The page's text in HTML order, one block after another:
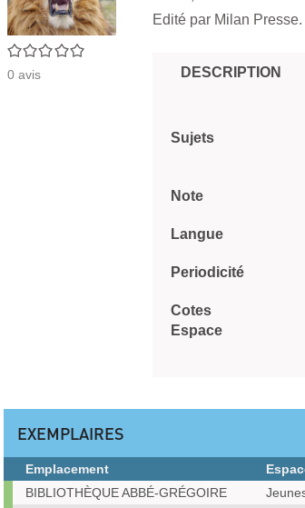
0/5
0 avis
Edité par Milan
DESCRIPTION
Sujets
Note
Langue
Periodicité
Cotes
Espace
EXEMPLAIRES
Exemplaires
Emplacement
BIBLIOTHÈQUE ABBÉ-GRÉGOIRE